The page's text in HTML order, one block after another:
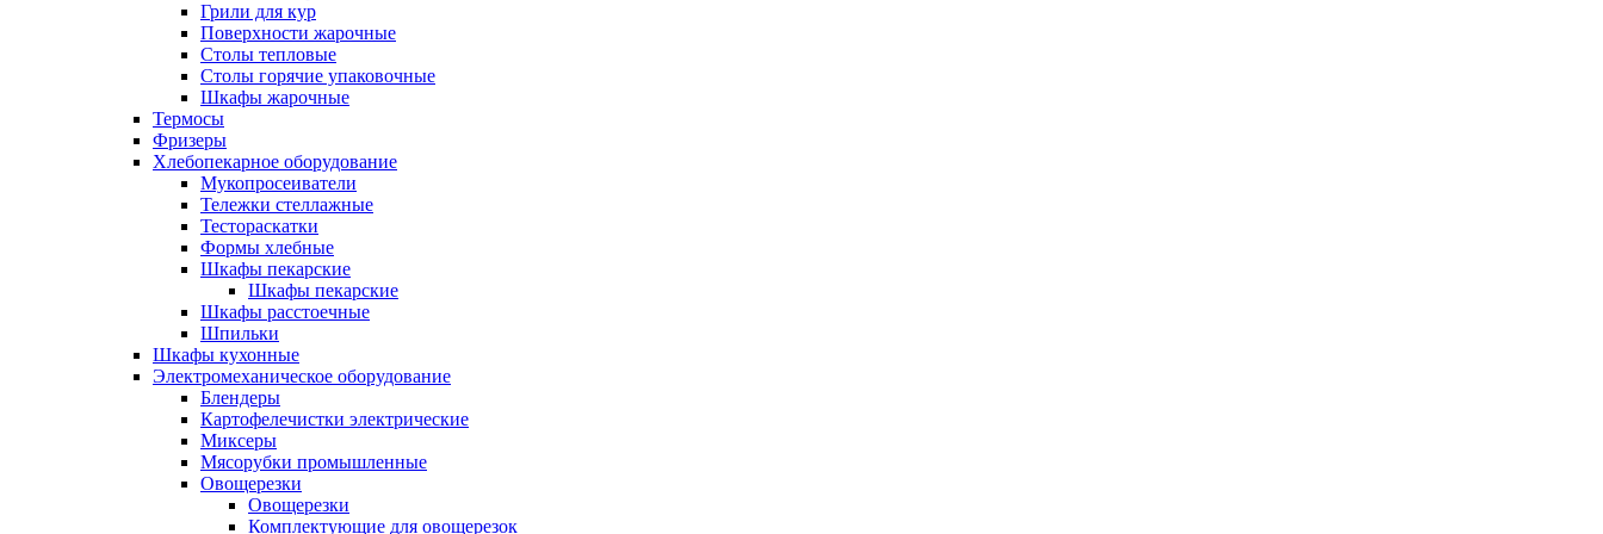
Грили для кур
Поверхности жарочные
Столы тепловые
Столы горячие упаковочные
Шкафы жарочные
Термосы
Фризеры
Хлебопекарное оборудование
Мукопросеиватели
Тележки стеллажные
Тестораскатки
Формы хлебные
Шкафы пекарские
Шкафы пекарские
Шкафы расстоечные
Шпильки
Шкафы кухонные
Электромеханическое оборудование
Блендеры
Картофелечистки электрические
Миксеры
Мясорубки промышленные
Овощерезки
Овощерезки
Комплектующие для овощерезок